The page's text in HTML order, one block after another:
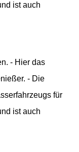
ist auch
- Hier das
- Die
für
ist auch